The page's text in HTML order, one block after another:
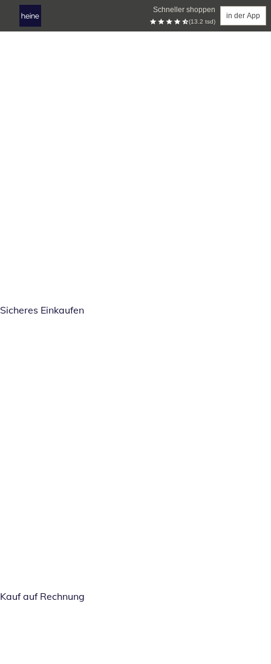
Schneller shoppen
(13.2 tsd)
in der App
Sicheres Einkaufen
Kauf auf Rechnung